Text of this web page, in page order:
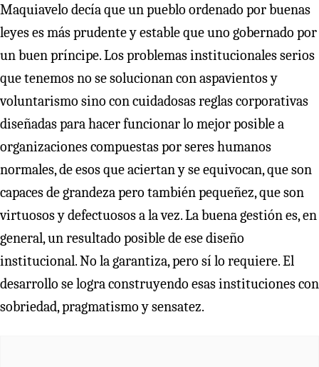
Maquiavelo decía que un pueblo ordenado por buenas
leyes es más prudente y estable que uno gobernado por
un buen príncipe. Los problemas institucionales serios
que tenemos no se solucionan con aspavientos y
voluntarismo sino con cuidadosas reglas corporativas
diseñadas para hacer funcionar lo mejor posible a
organizaciones compuestas por seres humanos
normales, de esos que aciertan y se equivocan, que son
capaces de grandeza pero también pequeñez, que son
virtuosos y defectuosos a la vez. La buena gestión es, en
general, un resultado posible de ese diseño
institucional. No la garantiza, pero sí lo requiere. El
desarrollo se logra construyendo esas instituciones con
sobriedad, pragmatismo y sensatez.